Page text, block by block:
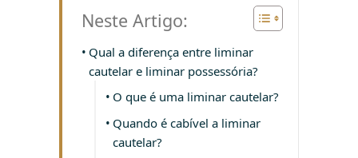
Neste Artigo:
Qual a diferença entre liminar
cautelar e liminar possessória?
O que é uma liminar cautelar?
Quando é cabível a liminar
cautelar?